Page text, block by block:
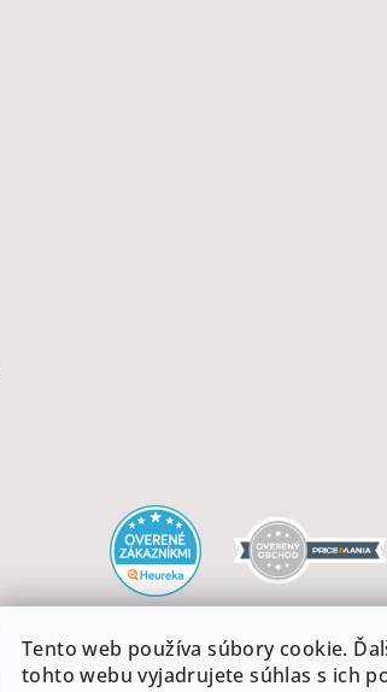
Tento web používa súbory cookie.
tohto webu vyjadrujete súhlas s ich